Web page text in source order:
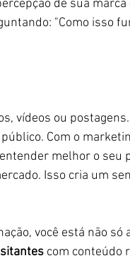
de sua marca
"Como isso
vídeos ou
Com o
melhor o seu
Isso cria um
você está não só
com conteúdo